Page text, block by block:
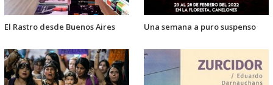
El Rastro desde Buenos Aires Una semana a puro suspenso